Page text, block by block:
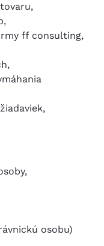
ff consulting,
osobu)